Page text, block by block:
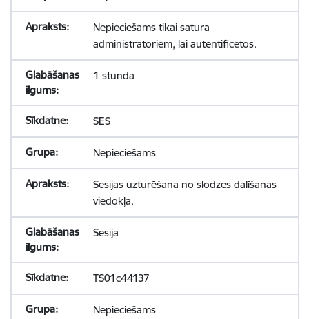
Nepieciešams tikai satura
administratoriem, lai autentificētos.
1 stunda
SES
Nepieciešams
Sesijas uzturēšana no slodzes dalīšanas
viedokļa.
Sesija
TS01c44137
Nepieciešams